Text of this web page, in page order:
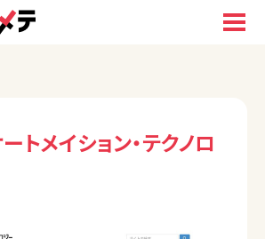
トメイション・テクノロ